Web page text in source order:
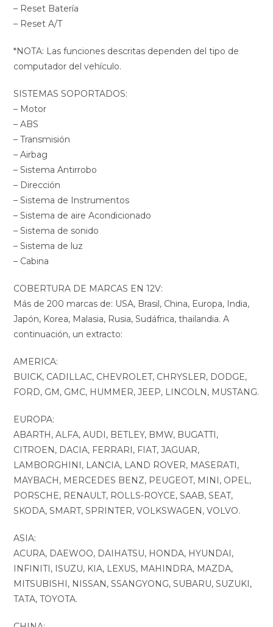
– Reset Batería
– Reset A/T
*NOTA: Las funciones descritas dependen del tipo de
computador del vehículo.
SISTEMAS SOPORTADOS:
– Motor
– ABS
– Transmisión
– Airbag
– Sistema Antirrobo
– Dirección
– Sistema de Instrumentos
– Sistema de aire Acondicionado
– Sistema de sonido
– Sistema de luz
– Cabina
COBERTURA DE MARCAS EN 12V:
Más de 200 marcas de: USA, Brasil, China, Europa, India,
Japón, Korea, Malasia, Rusia, Sudáfrica, thailandia. A
continuación, un extracto:
AMERICA:
BUICK, CADILLAC, CHEVROLET, CHRYSLER, DODGE,
FORD, GM, GMC, HUMMER, JEEP, LINCOLN, MUSTANG.
EUROPA:
ABARTH, ALFA, AUDI, BETLEY, BMW, BUGATTI,
CITROEN, DACIA, FERRARI, FIAT, JAGUAR,
LAMBORGHINI, LANCIA, LAND ROVER, MASERATI,
MAYBACH, MERCEDES BENZ, PEUGEOT, MINI, OPEL,
PORSCHE, RENAULT, ROLLS-ROYCE, SAAB, SEAT,
SKODA, SMART, SPRINTER, VOLKSWAGEN, VOLVO.
ASIA:
ACURA, DAEWOO, DAIHATSU, HONDA, HYUNDAI,
INFINITI, ISUZU, KIA, LEXUS, MAHINDRA, MAZDA,
MITSUBISHI, NISSAN, SSANGYONG, SUBARU, SUZUKI,
TATA, TOYOTA.